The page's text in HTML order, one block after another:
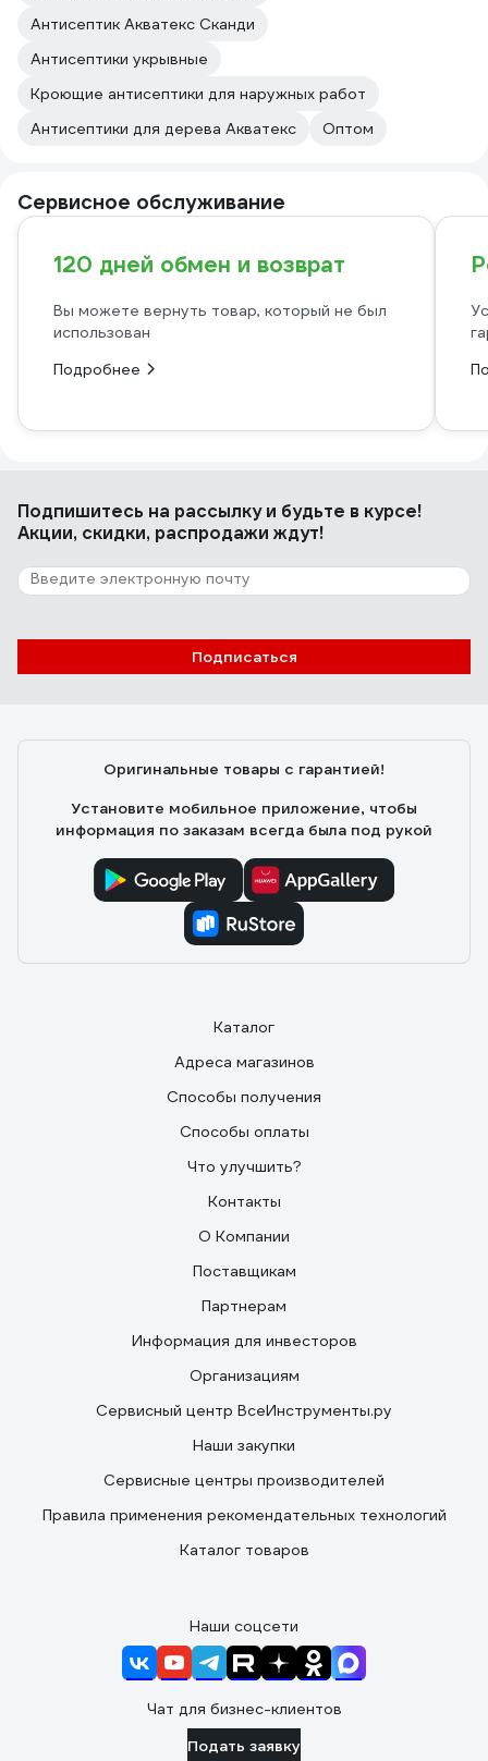
Антисептик Акватекс Сканди
Антисептики укрывные
Кроющие антисептики для наружных работ
Антисептики для дерева Акватекс
Оптом
Сервисное обслуживание
120 дней обмен и возврат
Вы можете вернуть товар, который не был
использован
Подробнее
Подпишитесь на рассылкуи будьте в курсе!
Акции, скидки, распродажи ждут!
Подписаться
Оригинальные товары с гарантией!
Установите мобильное приложение, чтобы
информация по заказам всегда была под рукой
Каталог
Адреса магазинов
Способы получения
Способы оплаты
Что улучшить?
Контакты
О Компании
Поставщикам
Партнерам
Информация для инвесторов
Организациям
Сервисный центр ВсеИнструменты.ру
Наши закупки
Сервисные центры производителей
Правила применения рекомендательных технологий
Каталог товаров
Наши соцсети
Чат для бизнес-клиентов
Подать заявку